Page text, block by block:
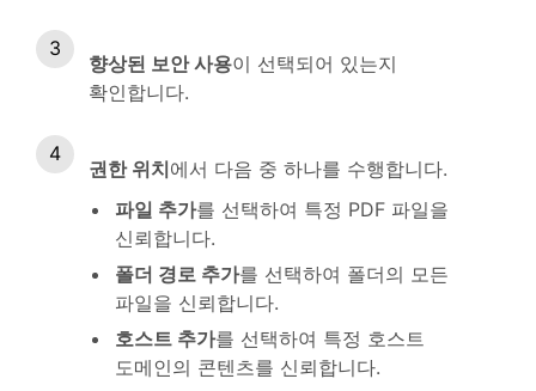
향상된 보안 사용이 선택되어 있는지
확인합니다.
권한 위치에서 다음 중 하나를 수행합니다.
파일 추가를 선택하여 특정 PDF 파일을
신뢰합니다.
폴더 경로 추가를 선택하여 폴더의 모든
파일을 신뢰합니다.
호스트 추가를 선택하여 특정 호스트
도메인의 콘텐츠를 신뢰합니다.